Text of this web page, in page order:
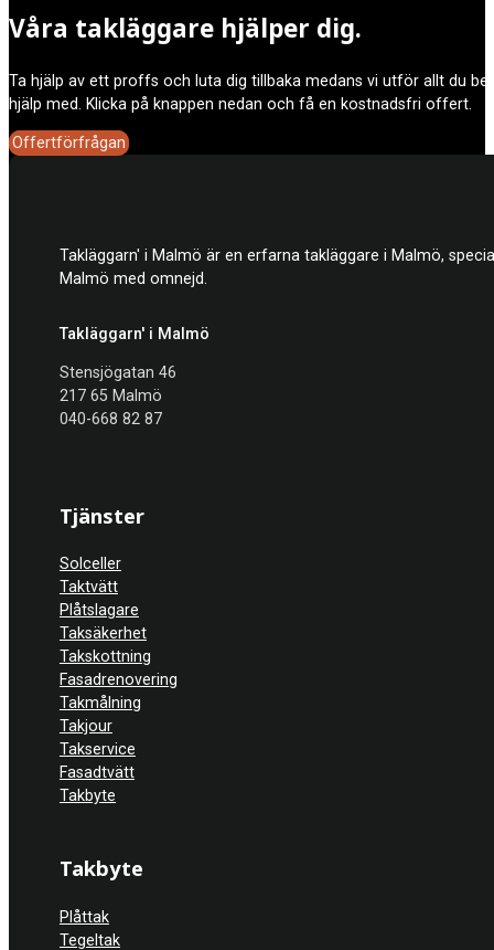
Våra takläggare hjälper dig.
Ta hjälp av ett proffs och luta dig tillbaka medans vi utför allt du
hjälp med. Klicka på knappen nedan och få en kostnadsfri offert.
Offertförfrågan
Takläggarn' i Malmö är en erfarna takläggare i Malmö,
Malmö med omnejd.
Takläggarn' i Malmö
Stensjögatan 46
217 65 Malmö
040-668 82 87
Tjänster
Solceller
Taktvätt
Plåtslagare
Taksäkerhet
Takskottning
Fasadrenovering
Takmålning
Takjour
Takservice
Fasadtvätt
Takbyte
Takbyte
Plåttak
Tegeltak